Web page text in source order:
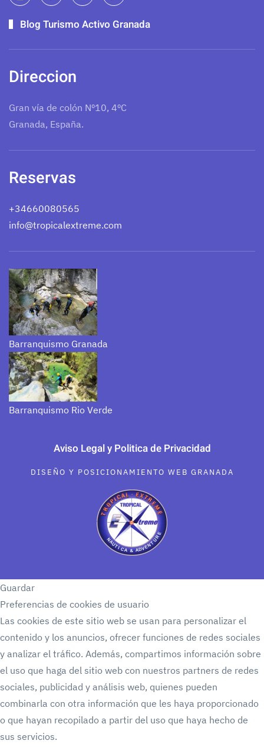
Blog Turismo Activo Granada
Direccion
Gran vía de colón Nº10, 4ºC
Granada, España.
Reservas
+34660080565
info@tropicalextreme.com
Barranquismo Granada
Barranquismo Rio Verde
Aviso Legal y Politica de Privacidad
DISEÑO Y POSICIONAMIENTO WEB GRANADA
Guardar
Preferencias de cookies de usuario
Las cookies de este sitio web se usan para personalizar el
contenido y los anuncios, ofrecer funciones de redes sociales
y analizar el tráfico. Además, compartimos información sobre
el uso que haga del sitio web con nuestros partners de redes
sociales, publicidad y análisis web, quienes pueden
combinarla con otra información que les haya proporcionado
o que hayan recopilado a partir del uso que haya hecho de
sus servicios.